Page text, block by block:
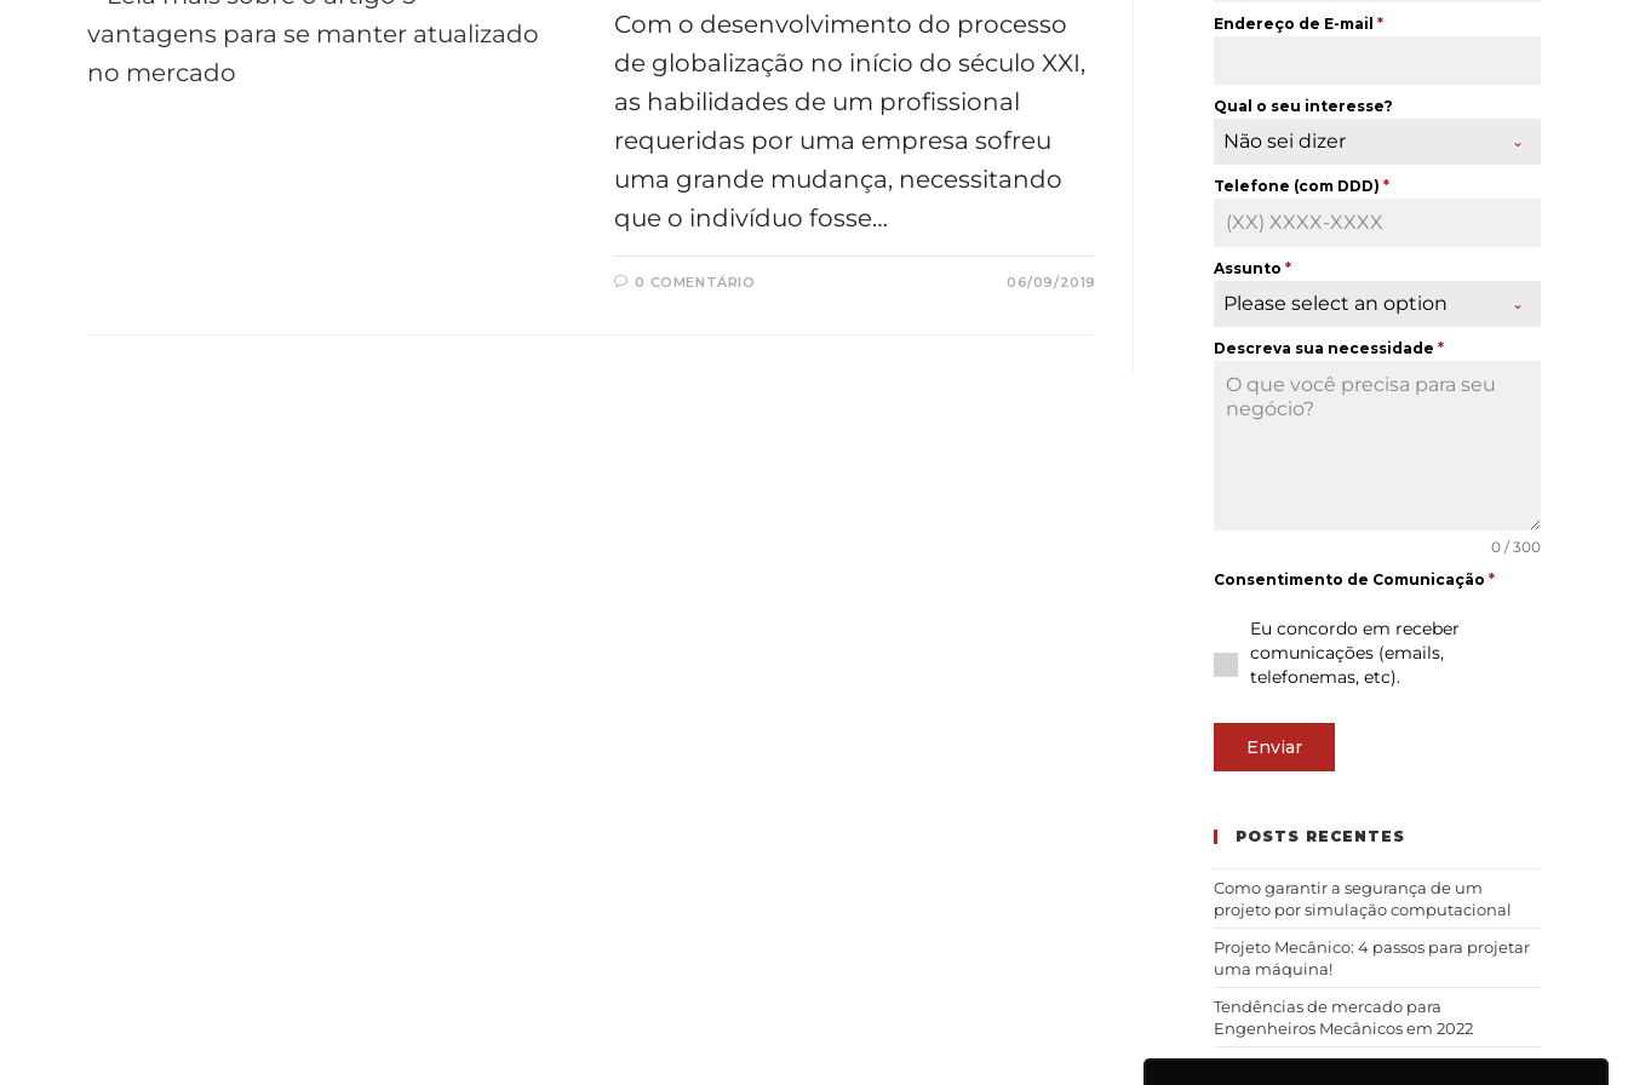
Com o desenvolvimento do processo
de globalização no início do século XXI,
as habilidades de um profissional
requeridas por uma empresa sofreu
uma grande mudança, necessitando
que o indivíduo fosse…
0 COMENTÁRIO 06/09/2019
Endereço de E-mail *
Qual o seu interesse?
Não sei dizer
Telefone (com DDD) *
Assunto *
Please select an option
Descreva sua necessidade *
0 / 300
Consentimento de Comunicação *
Eu concordo em receber
comunicações (emails,
telefonemas, etc).
Enviar
POSTS RECENTES
Como garantir a segurança de um
projeto por simulação computacional
Projeto Mecânico: 4 passos para projetar
uma máquina!
Tendências de mercado para
Engenheiros Mecânicos em 2022